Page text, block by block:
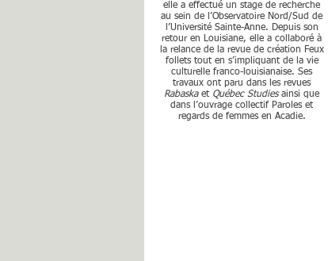
elle a effectué un stage de recherche
au sein de l’Observatoire Nord/Sud de
l’Université Sainte-Anne. Depuis son
retour en Louisiane, elle a collaboré à
la relance de la revue de création Feux
follets tout en s’impliquant de la vie
culturelle franco-louisianaise. Ses
travaux ont paru dans les revues
Rabaskaet Québec Studiesainsi que
dans l’ouvrage collectif Paroles et
regards de femmes en Acadie.